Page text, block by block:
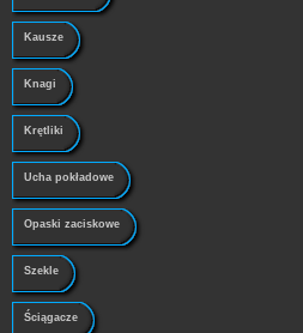
Kausze
Knagi
Krętliki
Ucha pokładowe
Opaski zaciskowe
Szekle
Ściągacze